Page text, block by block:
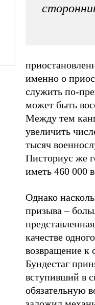
именно о
служить по-
может быть
Между тем
увеличить
тысяч
Писториус же
иметь 460 000
Однако
призыва –
качестве
возвращение к
Бундестаг
вступивший в
обязательную